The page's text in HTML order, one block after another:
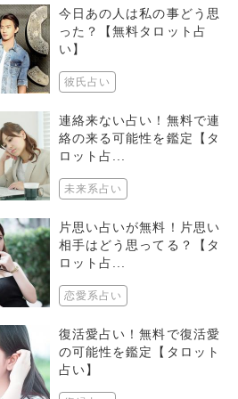
今日あの人は私の事どう思
った？【無料タロット占
い】
彼氏占い
連絡来ない占い！無料で連
絡の来る可能性を鑑定【タ
ロット占...
未来系占い
片思い占いが無料！片思い
相手はどう思ってる？【タ
ロット占...
恋愛系占い
復活愛占い！無料で復活愛
の可能性を鑑定【タロット
占い】